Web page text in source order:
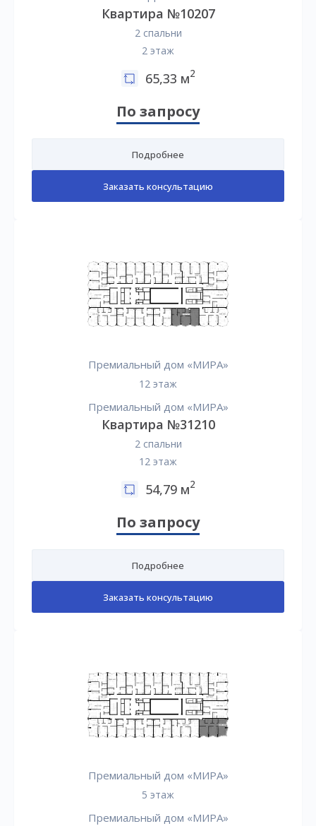
Квартира №10207
2 спальни
2 этаж
65,33 м2
По запросу
Подробнее
Заказать консультацию
Премиальный дом «МИРА»
12 этаж
Премиальный дом «МИРА»
Квартира №31210
2 спальни
12 этаж
54,79 м2
По запросу
Подробнее
Заказать консультацию
Премиальный дом «МИРА»
5 этаж
Премиальный дом «МИРА»